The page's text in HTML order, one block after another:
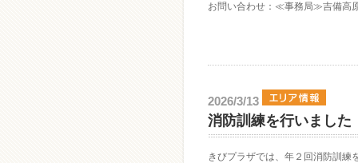
お問い合わせ：≪事務局≫吉備高
2026/3/13
消防訓練を行いました
きびプラザでは、年２回消防訓練